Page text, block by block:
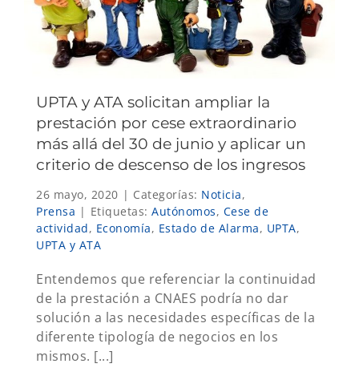
UPTA y ATA solicitan ampliar la
prestación por cese extraordinario
más allá del 30 de junio y aplicar un
criterio de descenso de los ingresos
26 mayo, 2020 | Categorías: Noticia,
Prensa | Etiquetas: Autónomos, Cese de
actividad, Economía, Estado de Alarma, UPTA,
UPTA y ATA
Entendemos que referenciar la continuidad
de la prestación a CNAES podría no dar
solución a las necesidades específicas de la
diferente tipología de negocios en los
mismos. [...]